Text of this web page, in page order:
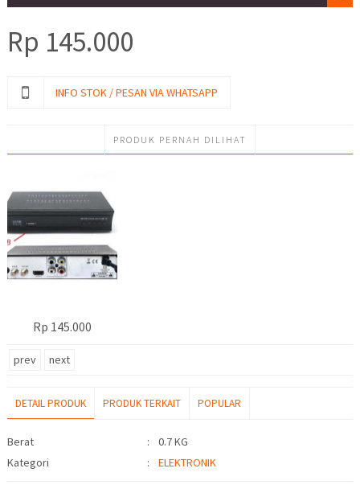
Rp 145.000
INFO STOK / PESAN VIA WHATSAPP
PRODUK PERNAH DILIHAT
Rp 145.000
prev next
DETAIL PRODUK PRODUK TERKAIT POPULAR
Detail Produk
Berat :
0.7 KG
Kategori
: ELEKTRONIK